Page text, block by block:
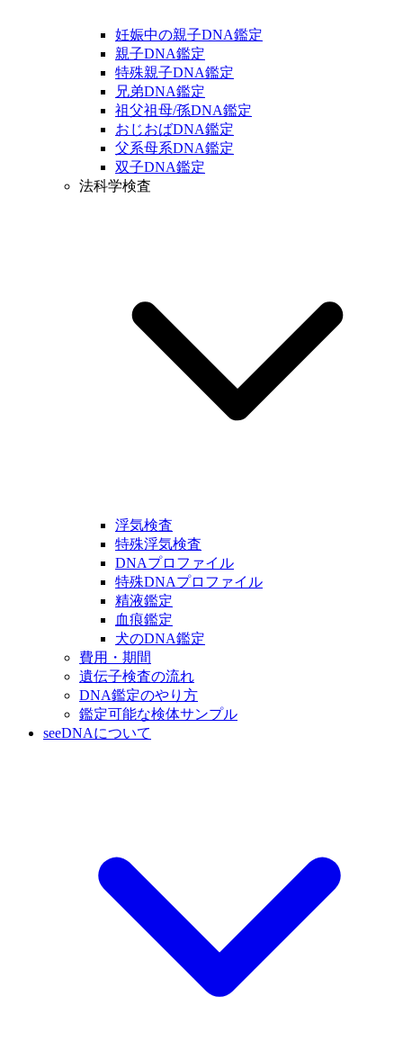
妊娠中の親子DNA鑑定
親子DNA鑑定
特殊親子DNA鑑定
兄弟DNA鑑定
祖父祖母/孫DNA鑑定
おじおばDNA鑑定
父系母系DNA鑑定
双子DNA鑑定
法科学検査
浮気検査
特殊浮気検査
DNAプロファイル
特殊DNAプロファイル
精液鑑定
血痕鑑定
犬のDNA鑑定
費用・期間
遺伝子検査の流れ
DNA鑑定のやり方
鑑定可能な検体サンプル
seeDNAについて